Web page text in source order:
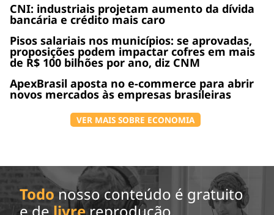
CNI: industriais projetam aumento da dívida
bancária e crédito mais caro
Pisos salariais nos municípios: se aprovadas,
proposições podem impactar cofres em mais
de R$ 100 bilhões por ano, diz CNM
ApexBrasil aposta no e-commerce para abrir
novos mercados às empresas brasileiras
VER MAIS SOBRE ECONOMIA
Todo nosso conteúdo é gratuito
e de livrereprodução.